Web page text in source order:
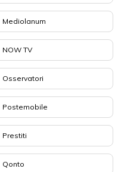
Mediolanum
NOW TV
Osservatori
Postemobile
Prestiti
Qonto